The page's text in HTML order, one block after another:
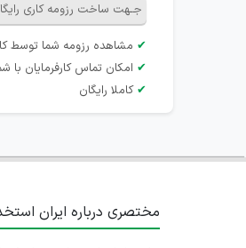
جـهت ساخت رزومه کاری
✔ مشاهده رزومه شما توسط
✔ امکان تماس کارفرمایان با
✔ کاملا رایگان
مختصری درباره ایران